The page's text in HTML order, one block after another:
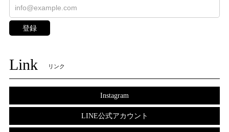
登録
Link リンク
Instagram
LINE公式アカウント